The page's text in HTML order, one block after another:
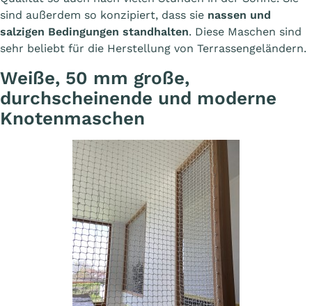
sind außerdem so konzipiert, dass sie nassen und
salzigen Bedingungen standhalten. Diese Maschen sind
sehr beliebt für die Herstellung von Terrassengeländern.
Weiße, 50 mm große,
durchscheinende und moderne
Knotenmaschen